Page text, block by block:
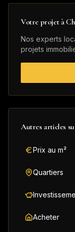
Votre projet à
Nos experts
projets
Autres articles
Prix au m²
Quartiers
Acheter